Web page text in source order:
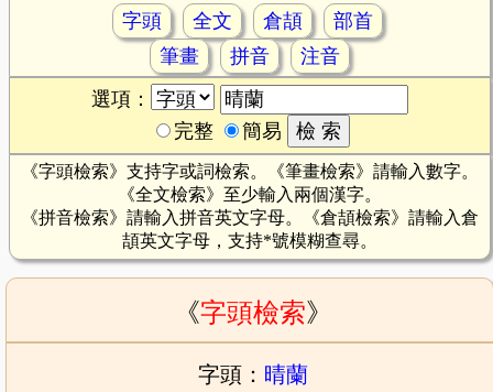
字頭 全文 倉頡
部首
筆畫
拼音
注音
選項：
完整
簡易
《字頭檢索》支持字或詞檢索。《筆畫檢索》請輸入數字。
《全文檢索》至少輸入兩個漢字。
《拼音檢索》請輸入拼音英文字母。《倉頡檢索》請輸入倉
頡英文字母，支持*號模糊查尋。
《字頭檢索》
字頭： 晴蘭